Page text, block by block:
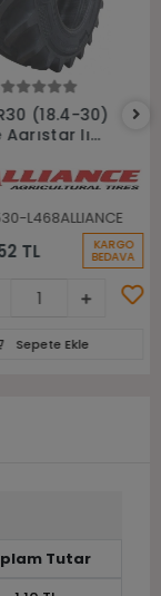
Sepete Ekle
(18.4-30)
Iı
L468ALLIANCE
TL KARGO
BEDAVA
Sepete Ekle
Tutar